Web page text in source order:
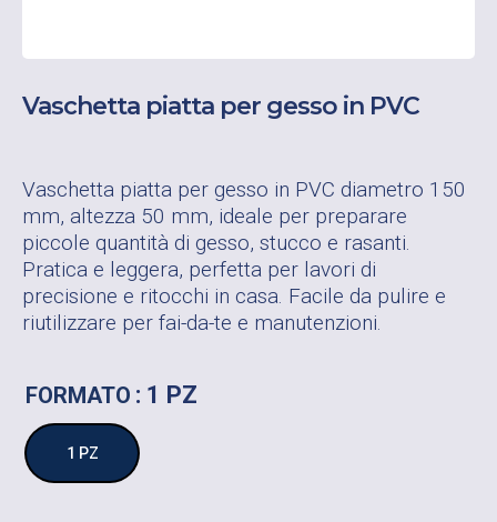
Vaschetta piatta per gesso in PVC
Vaschetta piatta per gesso in PVC diametro 150
mm, altezza 50 mm, ideale per preparare
piccole quantità di gesso, stucco e rasanti.
Pratica e leggera, perfetta per lavori di
precisione e ritocchi in casa. Facile da pulire e
riutilizzare per fai-da-te e manutenzioni.
FORMATO : 1 PZ
1 PZ